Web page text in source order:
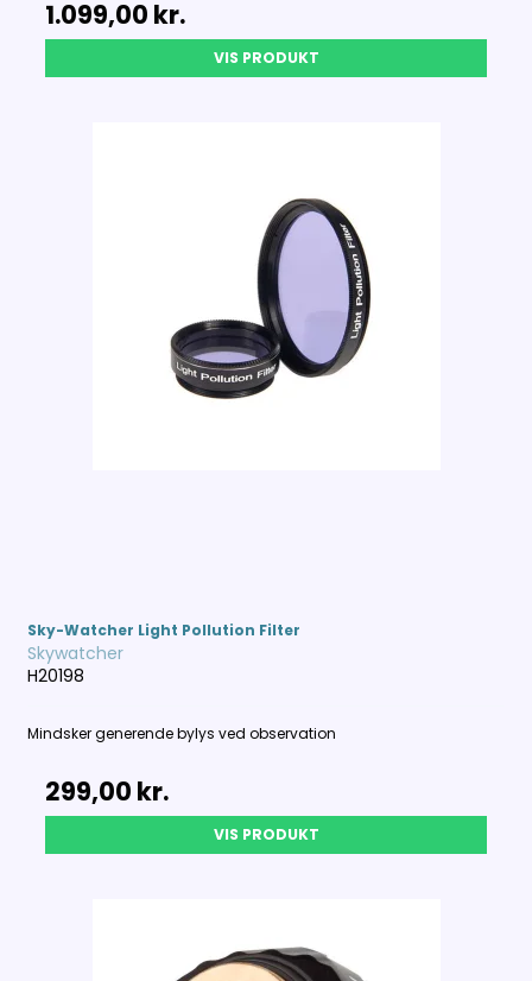
1.099,00 kr.
VIS PRODUKT
Sky-Watcher Light Pollution Filter
Skywatcher
H20198
Mindsker generende bylys ved observation
299,00 kr.
VIS PRODUKT